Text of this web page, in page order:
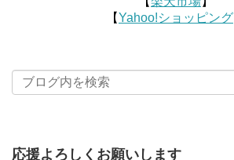
【Yahoo!ショッピング
応援よろしくお願いします